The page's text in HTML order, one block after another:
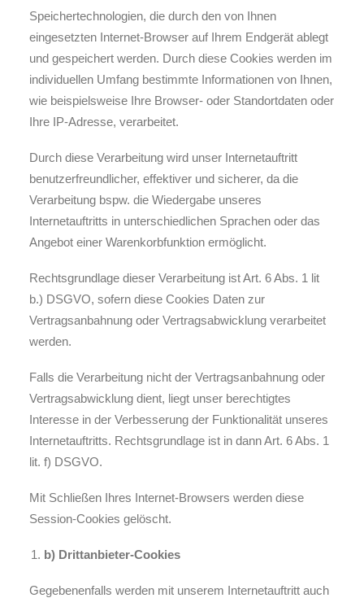
Speichertechnologien, die durch den von Ihnen
eingesetzten Internet-Browser auf Ihrem Endgerät ablegt
und gespeichert werden. Durch diese Cookies werden im
individuellen Umfang bestimmte Informationen von Ihnen,
wie beispielsweise Ihre Browser- oder Standortdaten oder
Ihre IP-Adresse, verarbeitet.
Durch diese Verarbeitung wird unser Internetauftritt
benutzerfreundlicher, effektiver und sicherer, da die
Verarbeitung bspw. die Wiedergabe unseres
Internetauftritts in unterschiedlichen Sprachen oder das
Angebot einer Warenkorbfunktion ermöglicht.
Rechtsgrundlage dieser Verarbeitung ist Art. 6 Abs. 1 lit
b.) DSGVO, sofern diese Cookies Daten zur
Vertragsanbahnung oder Vertragsabwicklung verarbeitet
werden.
Falls die Verarbeitung nicht der Vertragsanbahnung oder
Vertragsabwicklung dient, liegt unser berechtigtes
Interesse in der Verbesserung der Funktionalität unseres
Internetauftritts. Rechtsgrundlage ist in dann Art. 6 Abs. 1
lit. f) DSGVO.
Mit Schließen Ihres Internet-Browsers werden diese
Session-Cookies gelöscht.
b) Drittanbieter-Cookies
Gegebenenfalls werden mit unserem Internetauftritt auch